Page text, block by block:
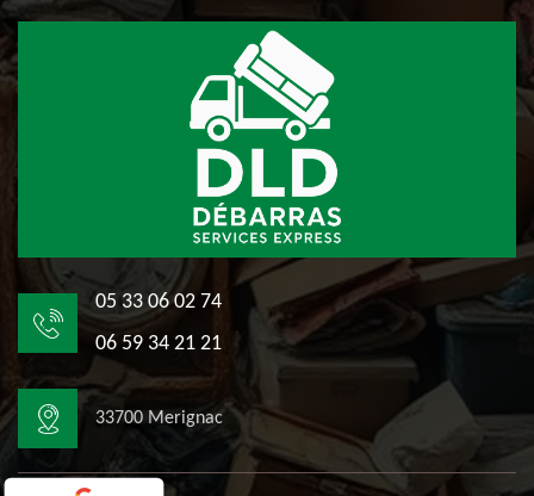
05 33 06 02 74
06 59 34 21 21
33700 Merignac